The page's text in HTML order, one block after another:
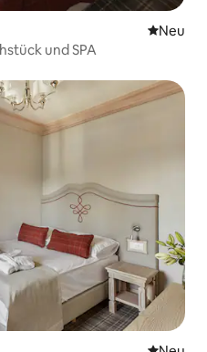
Neue
Neu
und SPA